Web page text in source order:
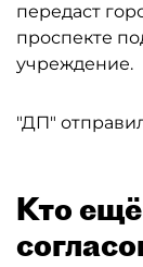
передаст
проспекте
учреждение.
"ДП"
Кто